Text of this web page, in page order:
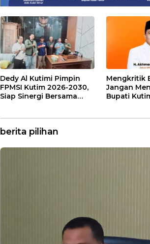
Dedy Al Kutimi Pimpin
FPMSI Kutim 2026-2030,
Siap Sinergi Bersama
Mengkritik
Jangan
Bupati
berita pilihan